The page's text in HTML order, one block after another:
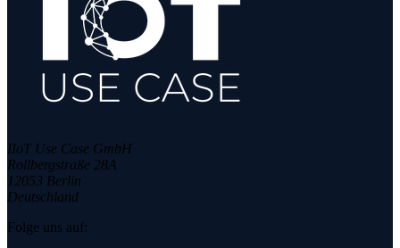
IIoT Use Case GmbH
Rollbergstraße 28A
12053 Berlin
Deutschland
Folge uns auf: